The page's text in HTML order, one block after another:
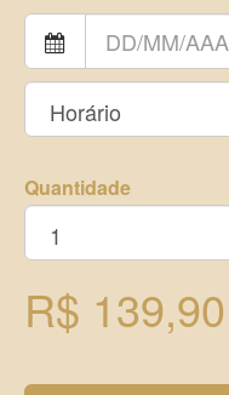
Quantidade
R$ 139,90